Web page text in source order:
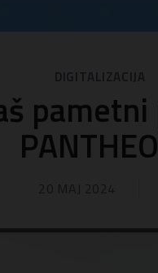
DIGITALIZACIJA